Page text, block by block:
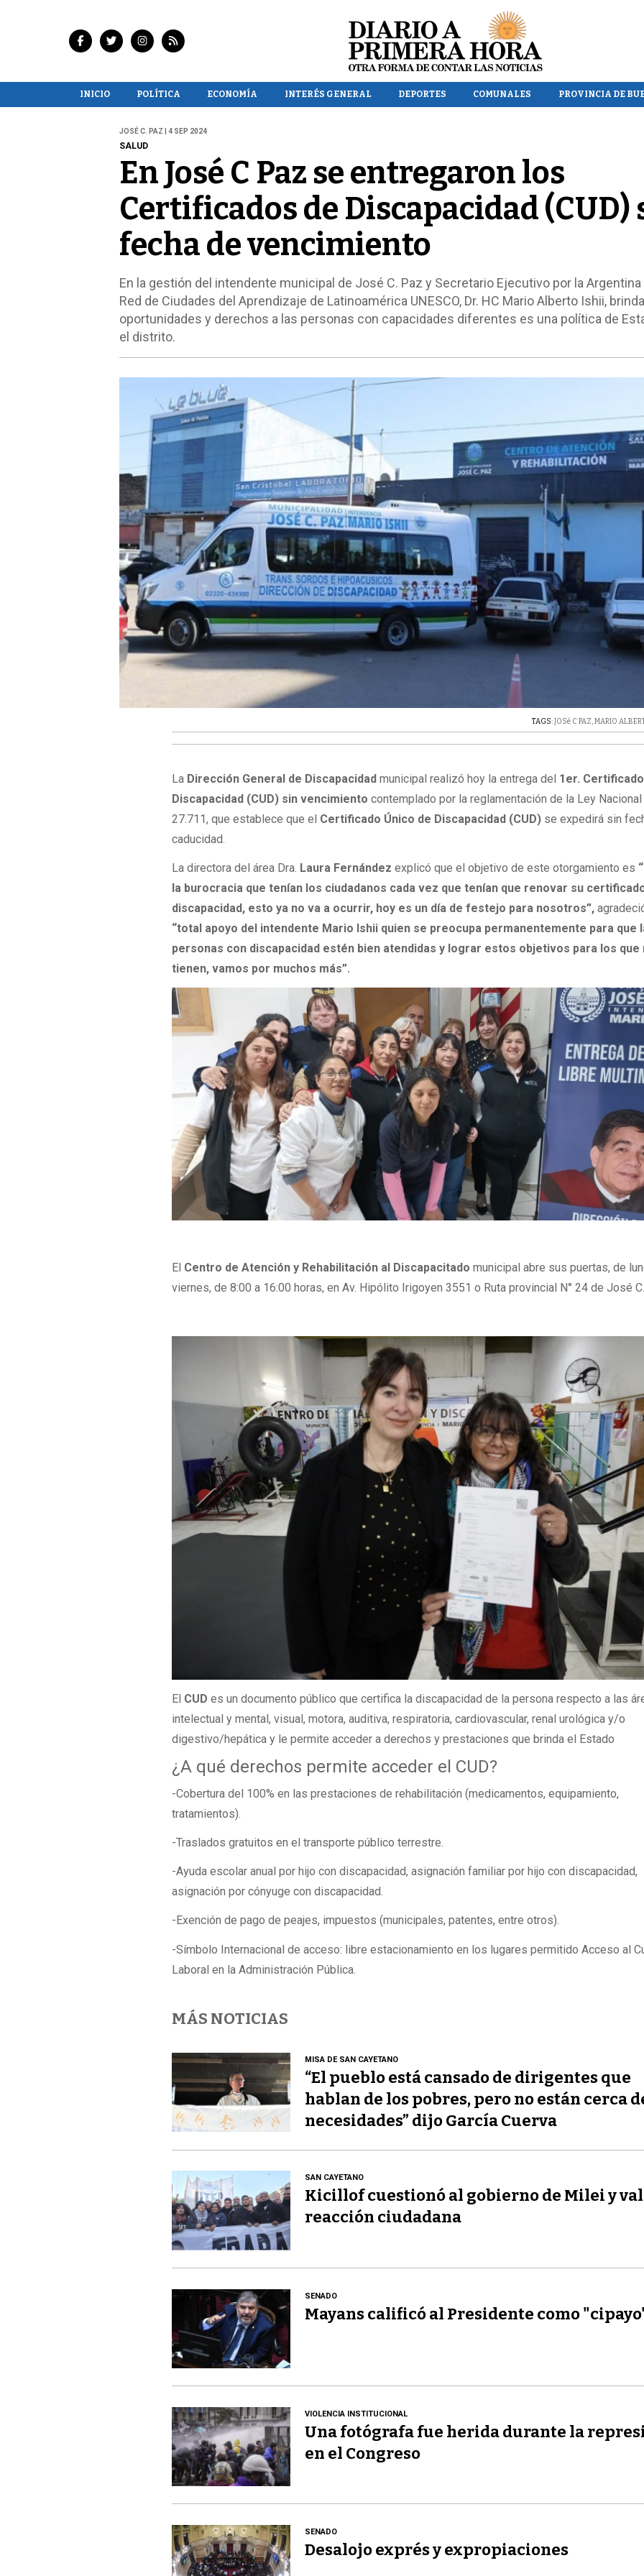
INICIO POLÍTICA ECONOMÍA INTERÉS GENERAL DEPORTES COMUNALES PROVINCIA DE
JOSÉ C. PAZ | 4 SEP 2024
SALUD
En José C Paz se entregaron los
Certificados de Discapacidad (CUD)
fecha de vencimiento
En la gestión del intendente municipal de José C. Paz y Secretario Ejecutivo por la Argentina
Red de Ciudades del Aprendizaje de Latinoamérica UNESCO, Dr. HC Mario Alberto Ishii,
oportunidades y derechos a las personas con capacidades diferentes es una política de
el distrito.
TAGS: JOSé C PAZ,MARIO
La Dirección General de Discapacidad municipal realizó hoy la entrega del 1er.
Discapacidad (CUD) sin vencimientocontemplado por la reglamentación de la Ley Nacional
27.711, que establece que el Certificado Único de Discapacidad (CUD) se expedirá sin
caducidad.
La directora del área Dra. Laura Fernández explicó que el objetivo de este otorgamiento es
la burocracia que tenían los ciudadanos cada vez que tenían que renovar su
discapacidad, esto ya no va a ocurrir, hoy es un día de festejo para nosotros”,
“total apoyo del intendente Mario Ishii quien se preocupa permanentemente para que
personas con discapacidad estén bien atendidas y lograr estos objetivos para los que
tienen, vamos por muchos más”.
El Centro de Atención y Rehabilitación al Discapacitado municipal abre sus puertas, de
viernes, de 8:00 a 16:00 horas, en Av. Hipólito Irigoyen 3551 o Ruta provincial N° 24 de José
El CUD es un documento público que certifica la discapacidad de la persona respecto a las
intelectual y mental, visual, motora, auditiva, respiratoria, cardiovascular, renal urológica y/o
digestivo/hepática y le permite acceder a derechos y prestaciones que brinda el Estado
¿A qué derechos permite acceder el CUD?
-Cobertura del 100% en las prestaciones de rehabilitación (medicamentos, equipamiento,
tratamientos).
-Traslados gratuitos en el transporte público terrestre.
-Ayuda escolar anual por hijo con discapacidad, asignación familiar por hijo con discapacidad,
asignación por cónyuge con discapacidad.
-Exención de pago de peajes, impuestos (municipales, patentes, entre otros).
-Símbolo Internacional de acceso: libre estacionamiento en los lugares permitido Acceso al
Laboral en la Administración Pública.
MÁS NOTICIAS
MISA DE SAN CAYETANO
“El pueblo está cansado de dirigentes que
hablan de los pobres, pero no están cerca
necesidades” dijo García Cuerva
SAN CAYETANO
Kicillof cuestionó al gobierno de Milei y
reacción ciudadana
SENADO
Mayans calificó al Presidente como
VIOLENCIA INSTITUCIONAL
Una fotógrafa fue herida durante la
en el Congreso
SENADO
Desalojo exprés y expropiaciones